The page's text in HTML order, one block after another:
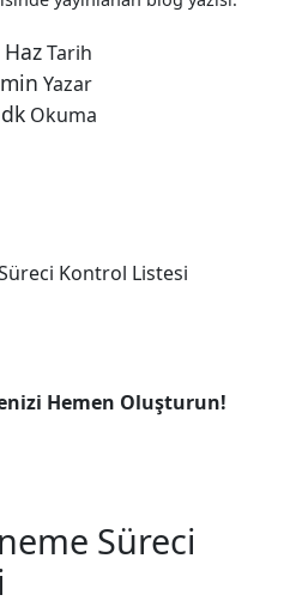
Tarih
Yazar
Okuma
Kontrol Listesi
Hemen Oluşturun!
Süreci